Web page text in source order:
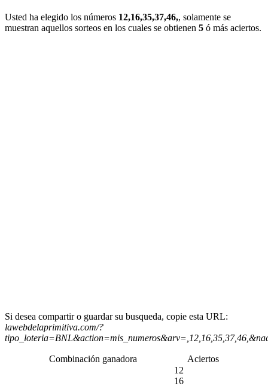
Usted ha elegido los números 12,16,35,37,46,, solamente se
muestran aquellos sorteos en los cuales se obtienen 5 ó más aciertos.
Si desea compartir o guardar su busqueda, copie esta URL:
lawebdelaprimitiva.com/?
Combinación ganadora Aciertos
12
16